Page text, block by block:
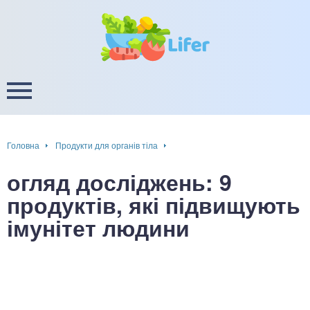
Головна Продукти для органів тіла
огляд досліджень: 9
продуктів, які підвищують
імунітет людини
/ звуження судин
енергії, уваги